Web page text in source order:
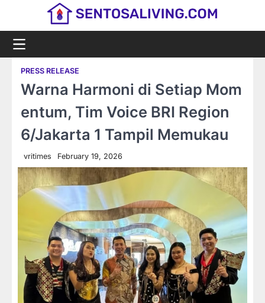
PRESS RELEASE
Warna Harmoni di Setiap Mom
entum, Tim Voice BRI Region
6/Jakarta 1 Tampil Memukau
vritimes February 19, 2026